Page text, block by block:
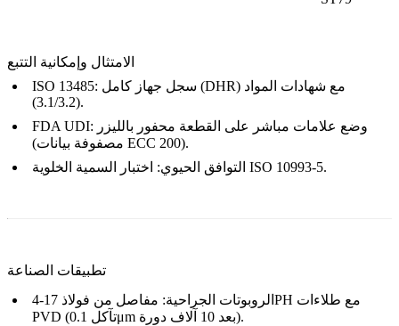
الامتثال وإمكانية التتبع
ISO 13485: سجل جهاز كامل (DHR) مع شهادات المواد
(3.1/3.2).
FDA UDI: وضع علامات مباشر على القطعة محفور بالليزر
(مصفوفة بيانات ECC 200).
التوافق الحيوي: اختبار السمية الخلوية ISO 10993-5.
تطبيقات الصناعة
الروبوتات الجراحية
: مفاصل من فولاذ 17-4PH مع طلاءات
PVD (تآكل 0.1μm بعد 10 آلاف دورة).